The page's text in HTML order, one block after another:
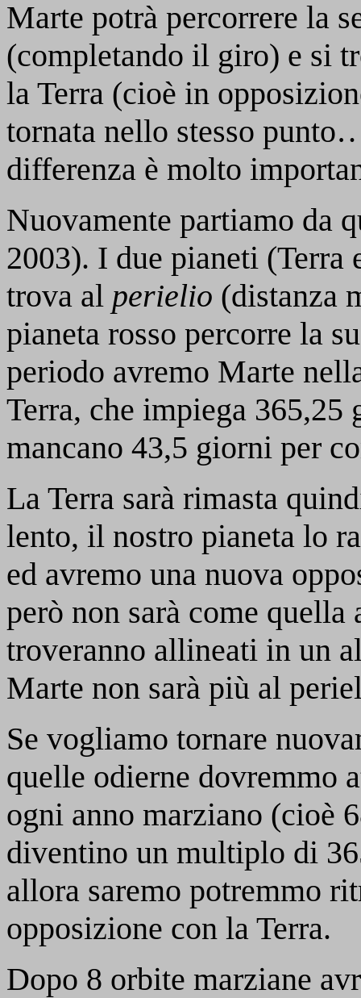
Marte potrà percorrere la
(completando il giro) e si
la Terra (cioè in
tornata nello stesso
differenza è molto
Nuovamente partiamo da
2003). I due pianeti
trova al perielio (distanza
pianeta rosso percorre la
periodo avremo Marte
Terra, che impiega
mancano 43,5 giorni per
La Terra sarà rimasta
lento, il nostro pianeta lo
ed avremo una nuova
però non sarà come
troveranno allineati in un
Marte non sarà più al
Se vogliamo tornare
quelle odierne dovremmo
ogni anno marziano (cioè
diventino un multiplo di
allora saremo potremmo
opposizione con la Terra.
Dopo 8 orbite marziane